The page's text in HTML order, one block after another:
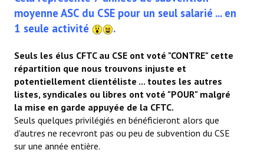
moyenne ASC du CSE pour un seul salarié ... en
1 seule activité
.
Seuls les élus CFTC au CSE ont voté "CONTRE" cette
répartition que nous trouvons injuste et
potentiellement clientéliste ... toutes les autres
listes, syndicales ou libres ont voté "POUR" malgré
la mise en garde appuyée de la CFTC.
Seuls quelques privilégiés en bénéficieront alors que
d'autres ne recevront pas ou peu de subvention du CSE
sur une année entière.